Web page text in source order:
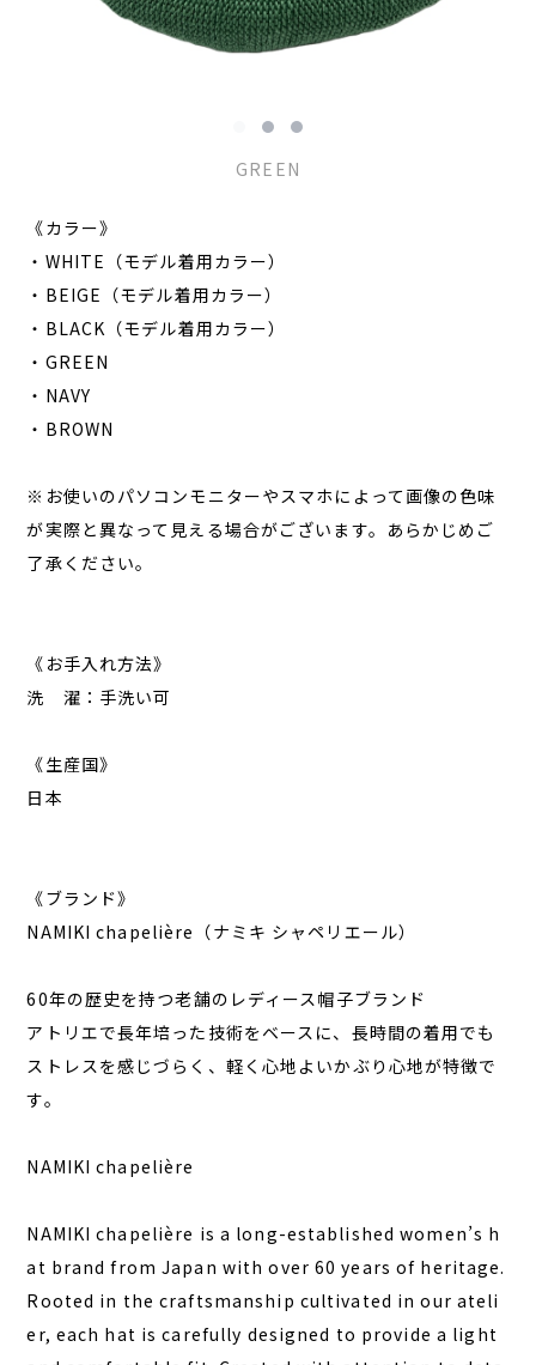
GREEN
《カラー》
・WHITE（モデル着用カラー）
・BEIGE（モデル着用カラー）
・BLACK（モデル着用カラー）
・GREEN
・NAVY
・BROWN
※お使いのパソコンモニターやスマホによって画像の色味
が実際と異なって見える場合がございます。あらかじめご
了承ください。
《お手入れ方法》
洗 濯：手洗い可
《生産国》
日本
《ブランド》
NAMIKI chapelière（ナミキ シャペリエール）
60年の歴史を持つ老舗のレディース帽子ブランド
アトリエで長年培った技術をベースに、長時間の着用でも
ストレスを感じづらく、軽く心地よいかぶり心地が特徴で
す。
NAMIKI chapelière
NAMIKI chapelière is a long-established women’s h
at brand from Japan with over 60 years of heritage.
Rooted in the craftsmanship cultivated in our ateli
er, each hat is carefully designed to provide a light